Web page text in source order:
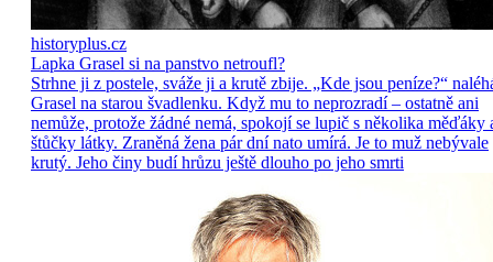
historyplus.cz
Lapka Grasel si na panstvo netroufl?
Strhne ji z postele, sváže ji a krutě zbije. „Kde jsou peníze?“
Grasel na starou švadlenku. Když mu to neprozradí – ostatně ani
nemůže, protože žádné nemá, spokojí se lupič s několika měďáky
štůčky látky. Zraněná žena pár dní nato umírá. Je to muž nebývale
krutý. Jeho činy budí hrůzu ještě dlouho po jeho smrti